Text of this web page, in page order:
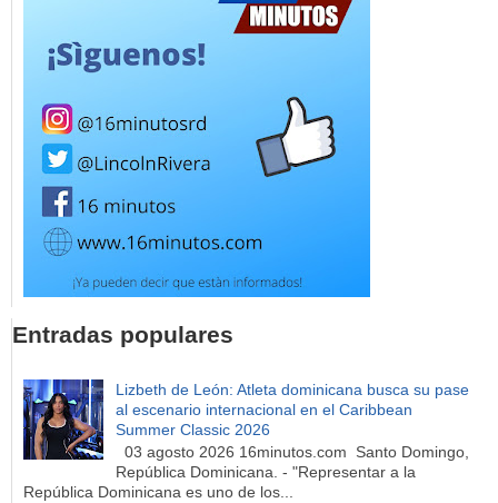
Entradas populares
Lizbeth de León: Atleta dominicana busca su pase
al escenario internacional en el Caribbean
Summer Classic 2026
03 agosto 2026 16minutos.com Santo Domingo,
República Dominicana. - "Representar a la
República Dominicana es uno de los...